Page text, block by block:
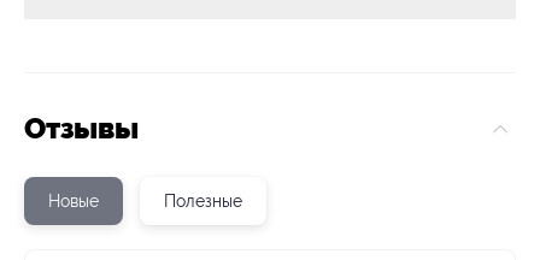
Отзывы
Новые Полезные